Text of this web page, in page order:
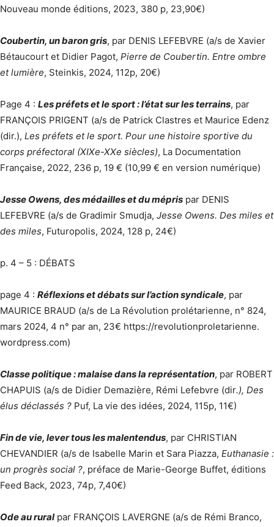
Nouveau monde éditions, 2023, 380 p, 23,90€)
Coubertin, un baron gris, par DENIS LEFEBVRE (a/s de Xavier
Bétaucourt et Didier Pagot, Pierre de Coubertin. Entre ombre
et lumière, Steinkis, 2024, 112p, 20€)
Page 4 : Les préfets et le sport : l’état sur les terrains, par
FRANÇOIS PRIGENT (a/s de Patrick Clastres et Maurice Edenz
(dir.), Les préfets et le sport. Pour une histoire sportive du
corps préfectoral (XIXe-XXe siècles), La Documentation
Française, 2022, 236 p, 19 € (10,99 € en version numérique)
Jesse Owens, des médailles et du mépris par DENIS
LEFEBVRE (a/s de Gradimir Smudja, Jesse Owens. Des miles et
des miles, Futuropolis, 2024, 128 p, 24€)
p. 4 – 5 : DÉBATS
page 4 : Réflexions et débats sur l’action syndicale, par
MAURICE BRAUD (a/s de La Révolution prolétarienne, n° 824,
mars 2024, 4 n° par an, 23€ https://revolutionproletarienne.
wordpress.com)
Classe politique : malaise dans la représentation, par ROBERT
CHAPUIS (a/s de Didier Demazière, Rémi Lefebvre (dir.), Des
élus déclassés ? Puf, La vie des idées, 2024, 115p, 11€)
Fin de vie, lever tous les malentendus, par CHRISTIAN
CHEVANDIER (a/s de Isabelle Marin et Sara Piazza, Euthanasie :
un progrès social ?, préface de Marie-George Buffet, éditions
Feed Back, 2023, 74p, 7,40€)
Ode au ruralpar FRANÇOIS LAVERGNE (a/s de Rémi Branco,